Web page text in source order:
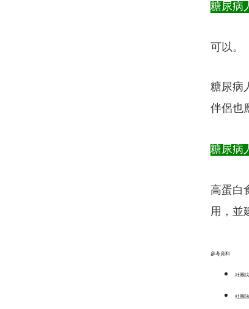
糖尿病
可以。
糖尿病
伴侶也
糖尿病
高蛋白
用，並
參考資料
社團
社團